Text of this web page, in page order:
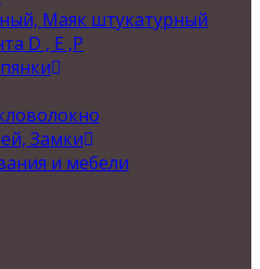
Маяк штукатурный
D , Е ,P
Замки
и мебели